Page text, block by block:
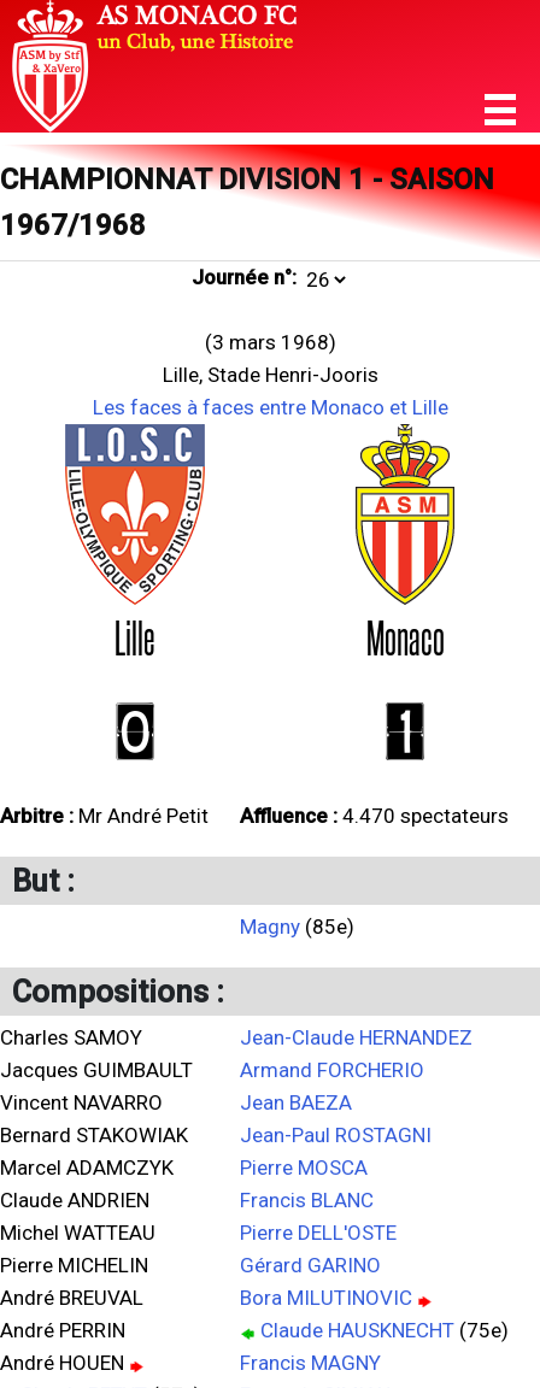
CHAMPIONNAT DIVISION 1 - SAISON
1967/1968
Journée n°:
(3 mars 1968)
Lille, Stade Henri-Jooris
Les faces à faces entre Monaco et Lille
Lille Monaco
0 1
Arbitre : Mr André Petit Affluence : 4.470 spectateurs
But :
Magny (85e)
Compositions :
Charles SAMOY
Jacques GUIMBAULT
Vincent NAVARRO
Bernard STAKOWIAK
Marcel ADAMCZYK
Claude ANDRIEN
Michel WATTEAU
Pierre MICHELIN
André BREUVAL
André PERRIN
André HOUEN
Jean-Claude HERNANDEZ
Armand FORCHERIO
Jean BAEZA
Jean-Paul ROSTAGNI
Pierre MOSCA
Francis BLANC
Pierre DELL'OSTE
Gérard GARINO
Bora MILUTINOVIC
Claude HAUSKNECHT (75e)
Francis MAGNY